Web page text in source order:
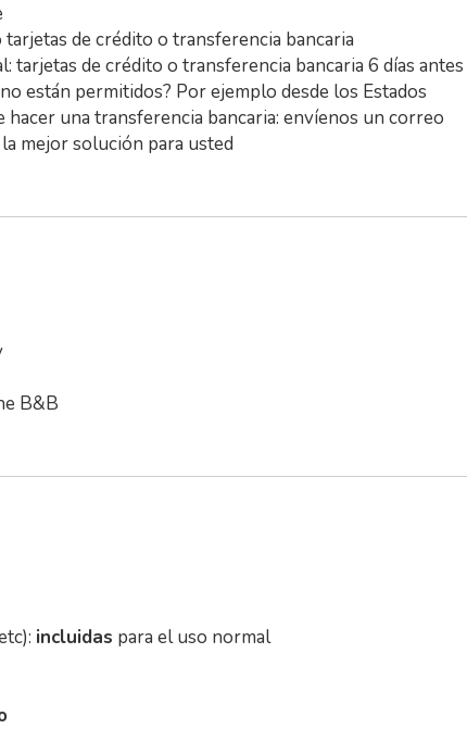
de crédito o transferencia bancaria
de crédito o transferencia bancaria 6 días antes
están permitidos? Por ejemplo desde los Estados
una transferencia bancaria: envíenos un correo
mejor solución para usted
B&B
incluidas para el uso normal